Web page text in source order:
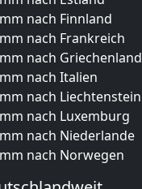
nach Finnland
nach Frankreich
nach Griechenland
nach Italien
nach Liechtenstein
nach Luxemburg
nach Niederlande
nach Norwegen